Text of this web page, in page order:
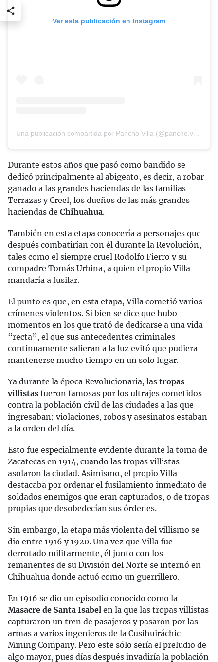
Ver esta publicación en Instagram
Durante estos años que pasó como bandido se
dedicó principalmente al abigeato, es decir, a robar
ganado a las grandes haciendas de las familias
Terrazas y Creel, los dueños de las más grandes
haciendas de Chihuahua.
También en esta etapa conocería a personajes que
después combatirían con él durante la Revolución,
tales como el siempre cruel Rodolfo Fierro y su
compadre Tomás Urbina, a quien el propio Villa
mandaría a fusilar.
El punto es que, en esta etapa, Villa cometió varios
crímenes violentos. Si bien se dice que hubo
momentos en los que trató de dedicarse a una vida
“recta”, el que sus antecedentes criminales
continuamente salieran a la luz evitó que pudiera
mantenerse mucho tiempo en un solo lugar.
Ya durante la época Revolucionaria, las tropas
villistas fueron famosas por los ultrajes cometidos
contra la población civil de las ciudades a las que
ingresaban: violaciones, robos y asesinatos estaban
a la orden del día.
Esto fue especialmente evidente durante la toma de
Zacatecas en 1914, cuando las tropas villistas
asolaron la ciudad. Asimismo, el propio Villa
destacaba por ordenar el fusilamiento inmediato de
soldados enemigos que eran capturados, o de tropas
propias que desobedecían sus órdenes.
Sin embargo, la etapa más violenta del villismo se
dio entre 1916 y 1920. Una vez que Villa fue
derrotado militarmente, él junto con los
remanentes de su División del Norte se internó en
Chihuahua donde actuó como un guerrillero.
En 1916 se dio un episodio conocido como la
Masacre de Santa Isabel en la que las tropas villistas
capturaron un tren de pasajeros y pasaron por las
armas a varios ingenieros de la Cusihuiráchic
Mining Company. Pero este sólo sería el preludio de
algo mayor, pues días después invadiría la población